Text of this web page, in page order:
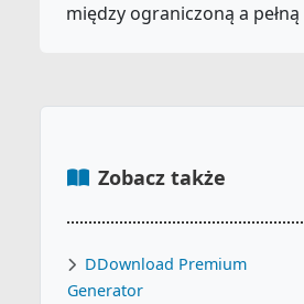
między ograniczoną a
Zobacz także
DDownload Premium
Generator